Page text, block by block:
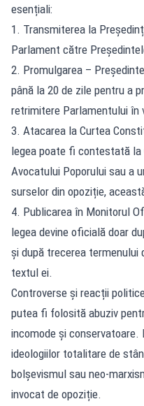
esențiali:
1. Transmiterea la
Parlament către
2. Promulgarea –
până la 20 de zile pentru a
retrimitere Parlamentului în
3. Atacarea la Curtea
legea poate fi contestată la
Avocatului Poporului sau a
surselor din opoziție,
4. Publicarea în Monitorul
legea devine oficială doar
și după trecerea termenului
textul ei.
Controverse și reacții
putea fi folosită abuziv
incomode și
ideologiilor totalitare de
bolșevismul sau neo-
invocat de opoziție.